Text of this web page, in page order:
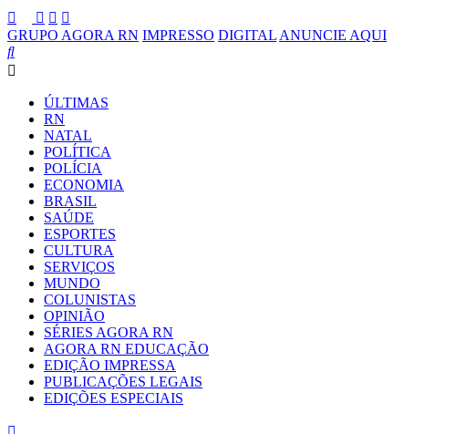
GRUPO AGORA RN IMPRESSO DIGITAL ANUNCIE AQUI
ÚLTIMAS
RN
NATAL
POLÍTICA
POLÍCIA
ECONOMIA
BRASIL
SAÚDE
ESPORTES
CULTURA
SERVIÇOS
MUNDO
COLUNISTAS
OPINIÃO
SÉRIES AGORA RN
AGORA RN EDUCAÇÃO
EDIÇÃO IMPRESSA
PUBLICAÇÕES LEGAIS
EDIÇÕES ESPECIAIS